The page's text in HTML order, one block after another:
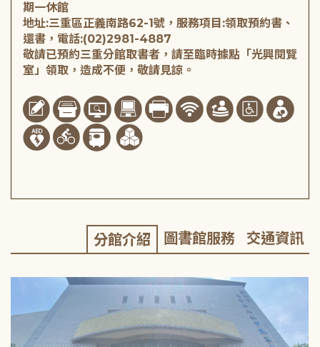
期一休館
地址:三重區正義南路62-1號，服務項目:領取預約書、
還書，電話:(02)2981-4887
敬請已預約三重分館取書者，請至臨時據點「光興閱覽
室」領取，造成不便，敬請見諒。
分館介紹 圖書館服務 交通資訊